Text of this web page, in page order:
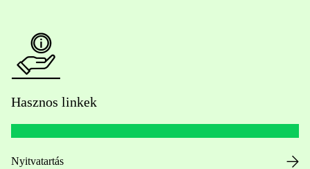
Hasznos linkek
Nyitvatartás